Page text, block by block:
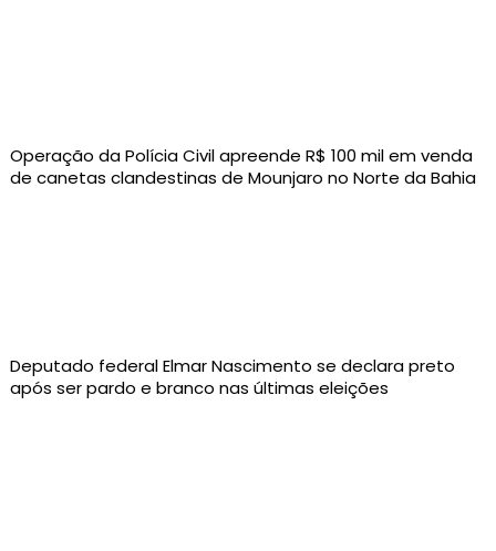
Operação da Polícia Civil apreende R$ 100 mil em venda
de canetas clandestinas de Mounjaro no Norte da Bahia
Deputado federal Elmar Nascimento se declara preto
após ser pardo e branco nas últimas eleições